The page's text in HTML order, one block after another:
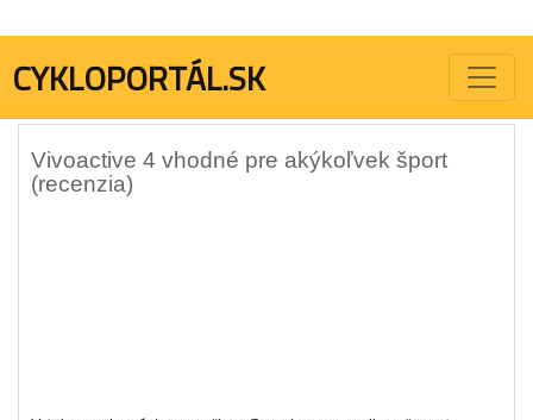
CYKLOPORTÁL.SK
Značka:smart hodinky
Vivoactive 4 vhodné pre akýkoľvek šport
(recenzia)